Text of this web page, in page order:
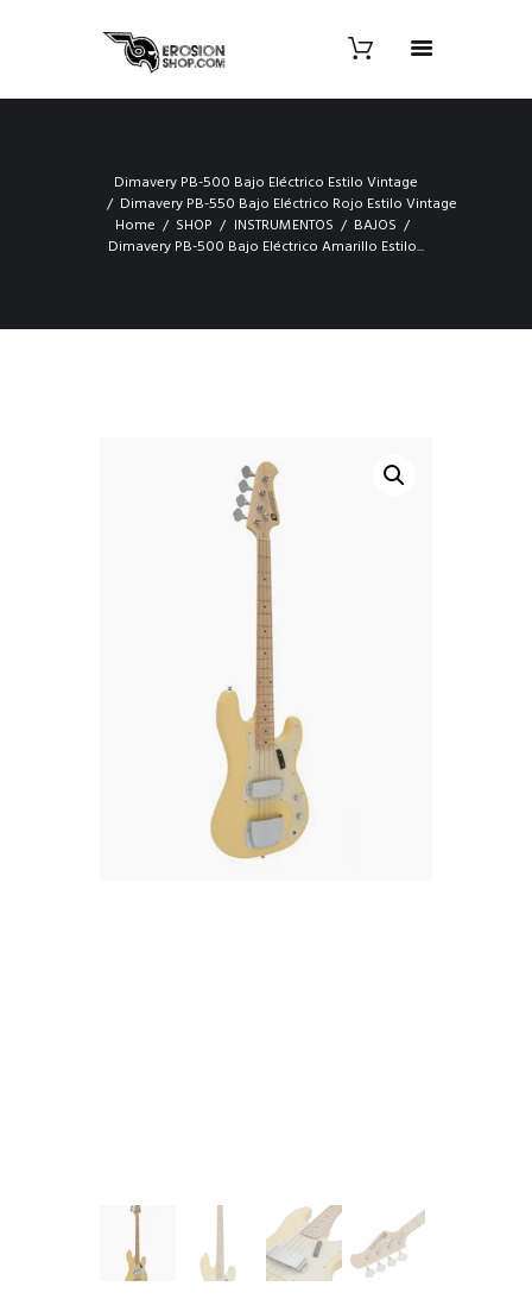
Dimavery PB-500 Bajo Eléctrico Estilo Vintage
Dimavery PB-550 Bajo Eléctrico Rojo Estilo Vintage
Home
SHOP INSTRUMENTOS
BAJOS
Dimavery PB-500 Bajo Eléctrico Amarillo Estilo...